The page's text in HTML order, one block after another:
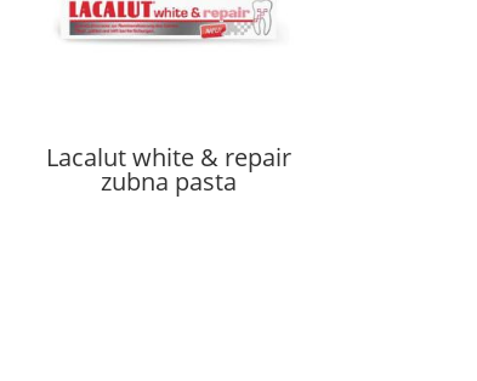
Lacalut white & repair
zubna pasta